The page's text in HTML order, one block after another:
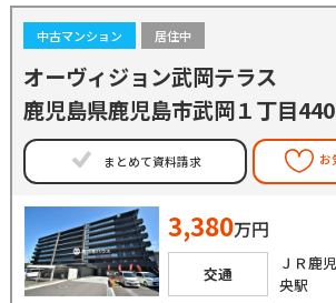
中古マンション 居住中
オーヴィジョン武岡テラス
鹿児島県鹿児島市武岡１丁目
まとめて資料請求 お
3,380万円
交通
ＪＲ鹿
央駅